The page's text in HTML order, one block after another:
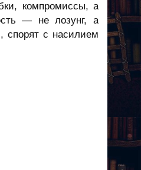
компромиссы, а
— не лозунг, а
спорят с насилием